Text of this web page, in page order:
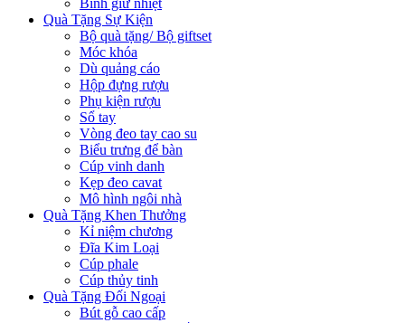
Bình giữ nhiệt
Quà Tặng Sự Kiện
Bộ quà tặng/ Bộ giftset
Móc khóa
Dù quảng cáo
Hộp đựng rượu
Phụ kiện rượu
Sổ tay
Vòng đeo tay cao su
Biểu trưng để bàn
Cúp vinh danh
Kẹp đeo cavat
Mô hình ngôi nhà
Quà Tặng Khen Thưởng
Kỉ niệm chương
Đĩa Kim Loại
Cúp phale
Cúp thủy tinh
Quà Tặng Đối Ngoại
Bút gỗ cao cấp